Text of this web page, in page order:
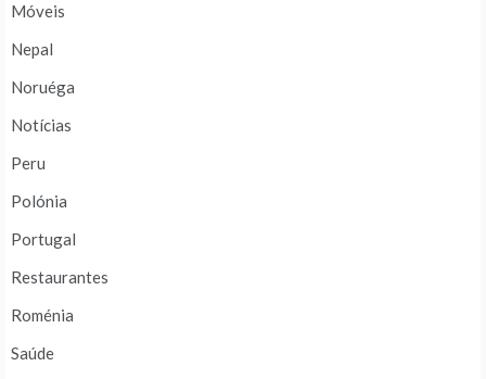
Móveis
Nepal
Noruéga
Notícias
Peru
Polónia
Portugal
Restaurantes
Roménia
Saúde